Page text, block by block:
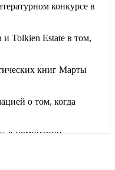
конкурсе в
Tolkien Estate в том,
книг Марты
о том, когда
в номинации